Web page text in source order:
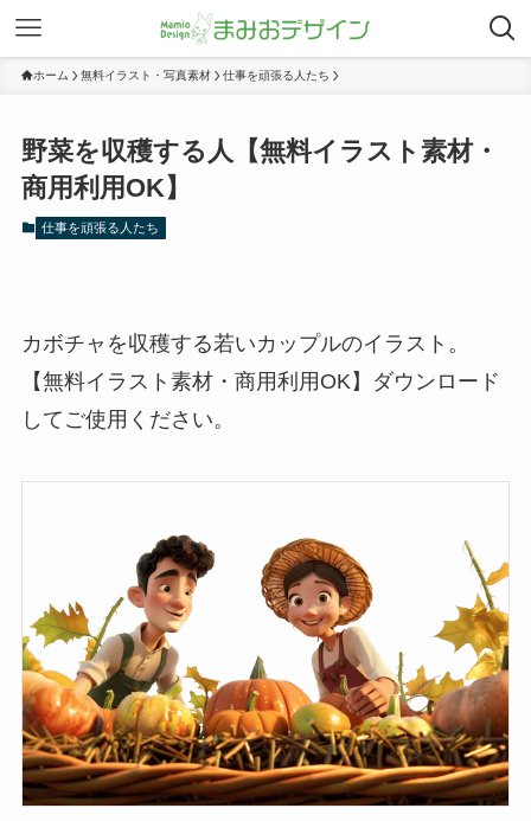
ホーム 無料イラスト・写真素材 仕事を頑張る人たち
野菜を収穫する人【無料イラスト素材・
商用利用OK】
仕事を頑張る人たち
カボチャを収穫する若いカップルのイラスト。
【無料イラスト素材・商用利用OK】ダウンロード
してご使用ください。